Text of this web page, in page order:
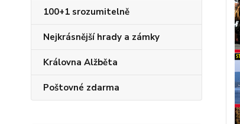
100+1 srozumitelně
Nejkrásnější hrady a zámky
Královna Alžběta
Poštovné zdarma